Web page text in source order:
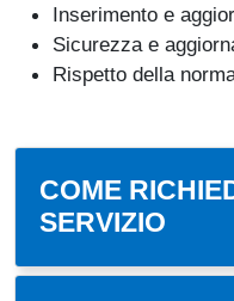
Inserimento e
Sicurezza e
Rispetto della
COME
SERVIZIO